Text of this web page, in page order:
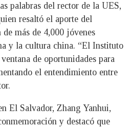
palabras del rector de la UES,
resaltó el aporte del
más de 4,000 jóvenes
y la cultura china. “El Instituto
de oportunidades para
el entendimiento entre
El Salvador, Zhang Yanhui,
y destacó que